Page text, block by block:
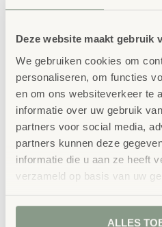
Deze website maakt gebruik
We gebruiken cookies om
personaliseren, om functies
en om ons websiteverkeer te
informatie over uw gebruik
partners voor social media,
partners kunnen deze
informatie die u aan ze heeft
verzameld op basis van uw
ALLES
Vertrouwd
Concept
School Concept is de
onderwijsmeubilair. Wij
leeromgeving inspireert
aansluit bij de
leerkrachten.